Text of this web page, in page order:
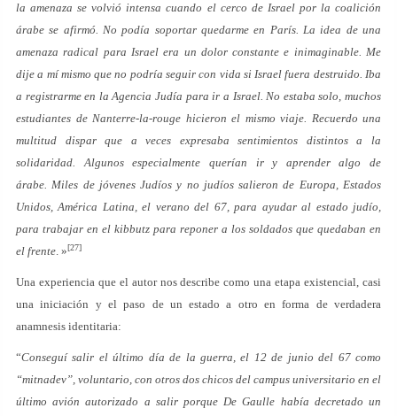
la amenaza se volvió intensa cuando el cerco de Israel por la coalición
árabe se afirmó. No podía soportar quedarme en París. La idea de una
amenaza radical para Israel era un dolor constante e inimaginable. Me
dije a mí mismo que no podría seguir con vida si Israel fuera destruido. Iba
a registrarme en la Agencia Judía para ir a Israel. No estaba solo, muchos
estudiantes de Nanterre-la-rouge hicieron el mismo viaje. Recuerdo una
multitud dispar que a veces expresaba sentimientos distintos a la
solidaridad. Algunos especialmente querían ir y aprender algo de
árabe. Miles de jóvenes Judíos y no judíos salieron de Europa, Estados
Unidos, América Latina, el verano del 67, para ayudar al estado judío,
para trabajar en el kibbutz para reponer a los soldados que quedaban en
el frente. »[27]
Una experiencia que el autor nos describe como una etapa existencial, casi
una iniciación y el paso de un estado a otro en forma de verdadera
anamnesis identitaria:
“Conseguí salir el último día de la guerra, el 12 de junio del 67 como
“mitnadev”, voluntario, con otros dos chicos del campus universitario en el
último avión autorizado a salir porque De Gaulle había decretado un